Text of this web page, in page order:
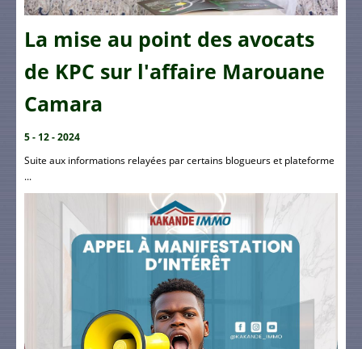
La mise au point des avocats
de KPC sur l'affaire Marouane
Camara
5 - 12 - 2024
Suite aux informations relayées par certains blogueurs et plateforme
...